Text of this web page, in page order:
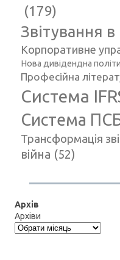
(179)
Звітування в
Корпоративне
Нова дивідендна
Професійна
Система
Система
Трансформація
війна (52)
Архів
Архіви